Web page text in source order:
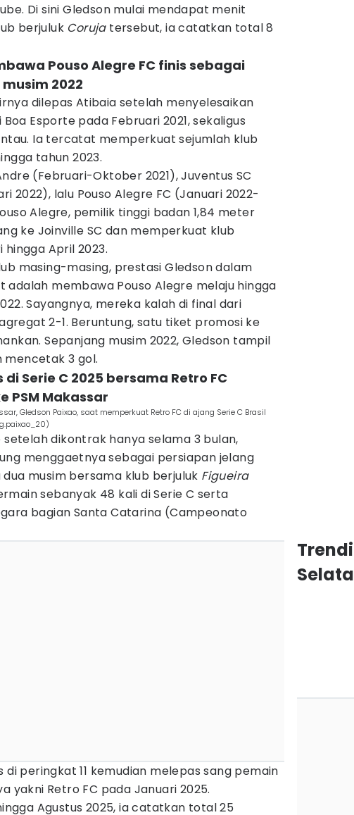
Di sini Gledson mulai mendapat menit
berjuluk Coruja tersebut, ia catatkan total 8
Pouso Alegre FC finis sebagai
2022
dilepas Atibaia setelah menyelesaikan
Esporte pada Februari 2021, sekaligus
Ia tercatat memperkuat sejumlah klub
tahun 2023.
(Februari-Oktober 2021), Juventus SC
2022), lalu Pouso Alegre FC (Januari 2022-
Alegre, pemilik tinggi badan 1,84 meter
ke Joinville SC dan memperkuat klub
April 2023.
masing-masing, prestasi Gledson dalam
adalah membawa Pouso Alegre melaju hingga
Sayangnya, mereka kalah di final dari
2-1. Beruntung, satu tiket promosi ke
Sepanjang musim 2022, Gledson tampil
mencetak 3 gol.
Serie C 2025 bersama Retro FC
PSM Makassar
Gledson Paixao, saat memperkuat Retro FC di ajang Serie C Brasil
setelah dikontrak hanya selama 3 bulan,
menggaetnya sebagai persiapan jelang
dua musim bersama klub berjuluk Figueira
sebanyak 48 kali di Serie C serta
bagian Santa Catarina (Campeonato
di peringkat 11 kemudian melepas sang pemain
yakni Retro FC pada Januari 2025.
Agustus 2025, ia catatkan total 25